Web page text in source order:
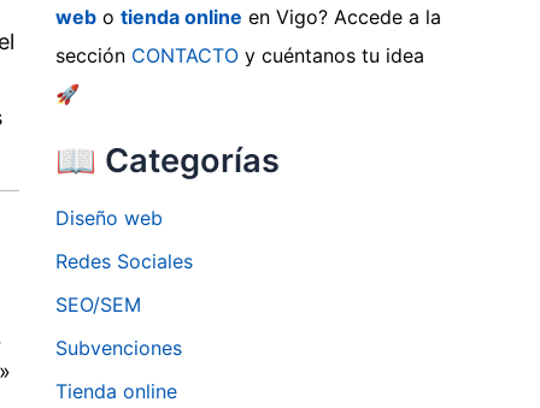
web o tienda online en Vigo? Accede a la
sección CONTACTO y cuéntanos tu idea
🚀
📖 Categorías
Diseño web
Redes Sociales
SEO/SEM
Subvenciones
Tienda online